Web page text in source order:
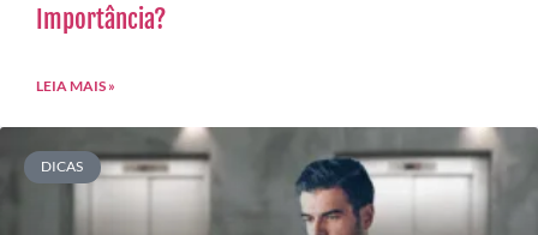
Importância?
LEIA MAIS »
DICAS